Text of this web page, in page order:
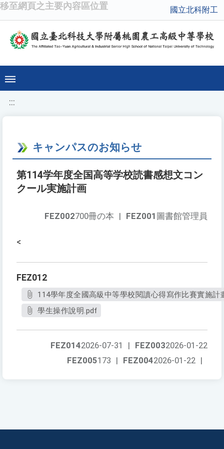
移至網頁之主要內容區位置 國立北科附工
:::
キャンパスのお知らせ
第114学年度全国高等学校読書感想文コン
クール実施計画
FEZ001 圖書館管理員
FEZ002700冊の本 |
<
FEZ012
114學年度全國高級中等學校閱讀心得寫作比賽實施計
學生操作說明.pdf
FEZ0032026-01-22
FEZ0142026-07-31
|
FEZ0042026-01-22 |
FEZ005173 |